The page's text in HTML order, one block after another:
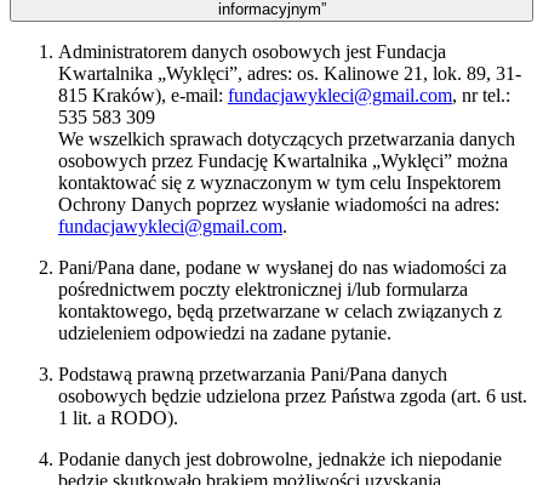
informacyjnym”
Administratorem danych osobowych jest Fundacja
Kwartalnika „Wyklęci”, adres: os. Kalinowe 21, lok. 89, 31-
815 Kraków), e-mail: fundacjawykleci@gmail.com, nr tel.:
535 583 309
We wszelkich sprawach dotyczących przetwarzania danych
osobowych przez Fundację Kwartalnika „Wyklęci” można
kontaktować się z wyznaczonym w tym celu Inspektorem
Ochrony Danych poprzez wysłanie wiadomości na adres:
fundacjawykleci@gmail.com.
Pani/Pana dane, podane w wysłanej do nas wiadomości za
pośrednictwem poczty elektronicznej i/lub formularza
kontaktowego, będą przetwarzane w celach związanych z
udzieleniem odpowiedzi na zadane pytanie.
Podstawą prawną przetwarzania Pani/Pana danych
osobowych będzie udzielona przez Państwa zgoda (art. 6 ust.
1 lit. a RODO).
Podanie danych jest dobrowolne, jednakże ich niepodanie